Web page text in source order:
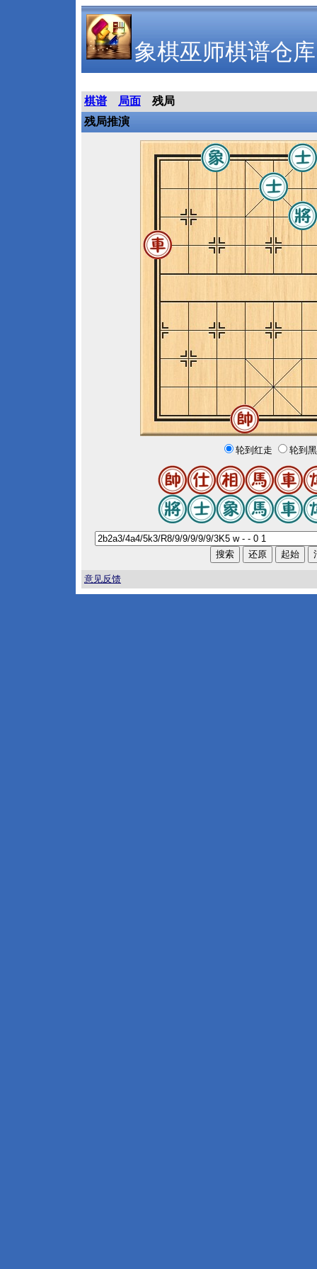
象棋巫师棋谱仓库
棋谱 局面
残局
残局推演
轮到红走 轮到
意见反馈